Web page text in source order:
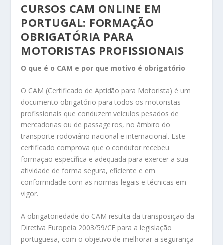
CURSOS CAM ONLINE EM
PORTUGAL: FORMAÇÃO
OBRIGATÓRIA PARA
MOTORISTAS PROFISSIONAIS
O que é o CAM e por que motivo é obrigatório
O CAM (Certificado de Aptidão para Motorista) é um
documento obrigatório para todos os motoristas
profissionais que conduzem veículos pesados de
mercadorias ou de passageiros, no âmbito do
transporte rodoviário nacional e internacional. Este
certificado comprova que o condutor recebeu
formação específica e adequada para exercer a sua
atividade de forma segura, eficiente e em
conformidade com as normas legais e técnicas em
vigor.
A obrigatoriedade do CAM resulta da transposição da
Diretiva Europeia 2003/59/CE para a legislação
portuguesa, com o objetivo de melhorar a segurança